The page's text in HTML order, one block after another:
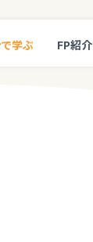
学ぶ FP紹介